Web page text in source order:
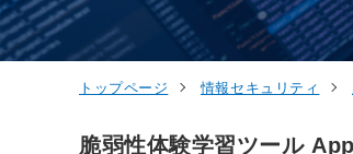
トップページ 情報セキュリティ
脆弱性体験学習ツール